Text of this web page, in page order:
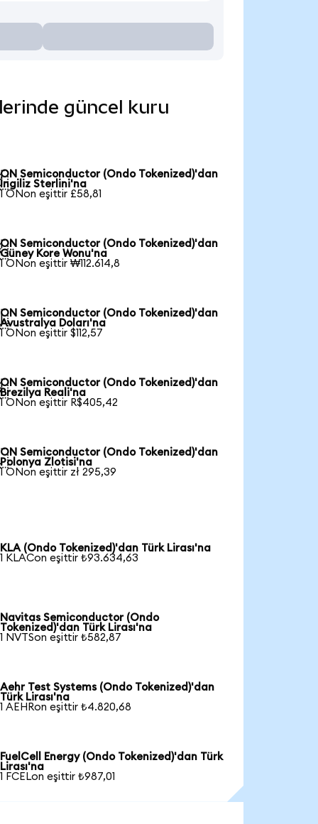
güncel kuru
ON Semiconductor (Ondo Tokenized)'dan
İngiliz Sterlini'na
1 ONon eşittir £58,81
ON Semiconductor (Ondo Tokenized)'dan
Güney Kore Wonu'na
1 ONon eşittir ₩112.614,8
ON Semiconductor (Ondo Tokenized)'dan
Avustralya Doları'na
1 ONon eşittir $112,57
ON Semiconductor (Ondo Tokenized)'dan
Brezilya Reali'na
1 ONon eşittir R$405,42
ON Semiconductor (Ondo Tokenized)'dan
Polonya Zlotisi'na
1 ONon eşittir zł 295,39
KLA (Ondo Tokenized)'dan Türk Lirası'na
1 KLACon eşittir ₺93.634,63
Navitas Semiconductor (Ondo
Tokenized)'dan Türk Lirası'na
1 NVTSon eşittir ₺582,87
Aehr Test Systems (Ondo Tokenized)'dan
Türk Lirası'na
1 AEHRon eşittir ₺4.820,68
FuelCell Energy (Ondo Tokenized)'dan Türk
Lirası'na
1 FCELon eşittir ₺987,01